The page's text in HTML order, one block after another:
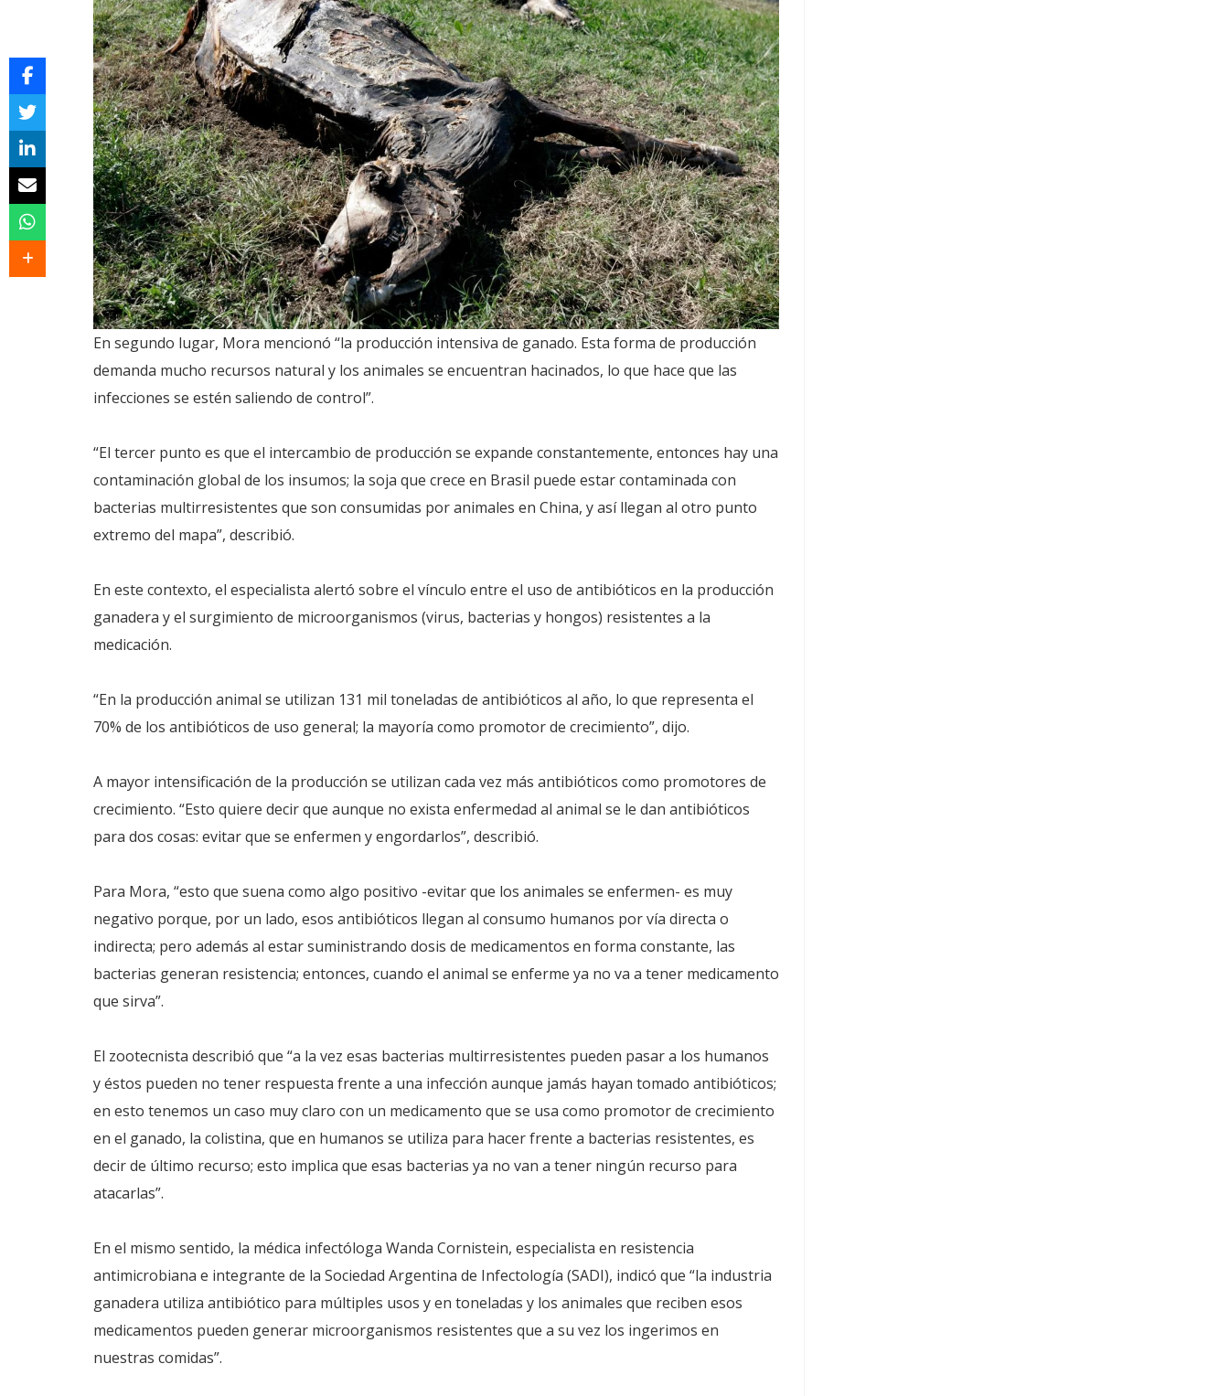
En segundo lugar, Mora mencionó “la producción intensiva de ganado. Esta forma de producción
demanda mucho recursos natural y los animales se encuentran hacinados, lo que hace que las
infecciones se estén saliendo de control”.
“El tercer punto es que el intercambio de producción se expande constantemente, entonces hay una
contaminación global de los insumos; la soja que crece en Brasil puede estar contaminada con
bacterias multirresistentes que son consumidas por animales en China, y así llegan al otro punto
extremo del mapa”, describió.
En este contexto, el especialista alertó sobre el vínculo entre el uso de antibióticos en la producción
ganadera y el surgimiento de microorganismos (virus, bacterias y hongos) resistentes a la
medicación.
“En la producción animal se utilizan 131 mil toneladas de antibióticos al año, lo que representa el
70% de los antibióticos de uso general; la mayoría como promotor de crecimiento”, dijo.
A mayor intensificación de la producción se utilizan cada vez más antibióticos como promotores de
crecimiento. “Esto quiere decir que aunque no exista enfermedad al animal se le dan antibióticos
para dos cosas: evitar que se enfermen y engordarlos”, describió.
Para Mora, “esto que suena como algo positivo -evitar que los animales se enfermen- es muy
negativo porque, por un lado, esos antibióticos llegan al consumo humanos por vía directa o
indirecta; pero además al estar suministrando dosis de medicamentos en forma constante, las
bacterias generan resistencia; entonces, cuando el animal se enferme ya no va a tener medicamento
que sirva”.
El zootecnista describió que “a la vez esas bacterias multirresistentes pueden pasar a los humanos
y éstos pueden no tener respuesta frente a una infección aunque jamás hayan tomado antibióticos;
en esto tenemos un caso muy claro con un medicamento que se usa como promotor de crecimiento
en el ganado, la colistina, que en humanos se utiliza para hacer frente a bacterias resistentes, es
decir de último recurso; esto implica que esas bacterias ya no van a tener ningún recurso para
atacarlas”.
En el mismo sentido, la médica infectóloga Wanda Cornistein, especialista en resistencia
antimicrobiana e integrante de la Sociedad Argentina de Infectología (SADI), indicó que “la industria
ganadera utiliza antibiótico para múltiples usos y en toneladas y los animales que reciben esos
medicamentos pueden generar microorganismos resistentes que a su vez los ingerimos en
nuestras comidas”.